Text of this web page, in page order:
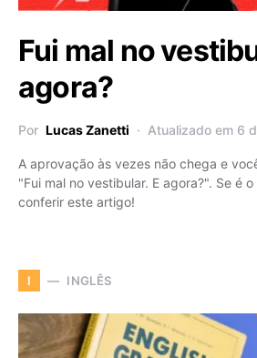
Fui mal no
agora?
Por Lucas Zanetti Atualizado em 6
A aprovação às vezes não chega e
"Fui mal no vestibular. E agora?". Se é
conferir este artigo!
I INGLÊS